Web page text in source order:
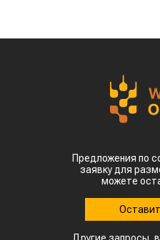
Предложения по
заявку для
можете